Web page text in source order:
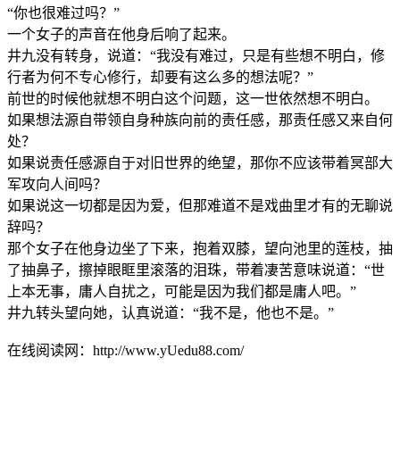
“你也很难过吗？”
一个女子的声音在他身后响了起来。
井九没有转身，说道：“我没有难过，只是有些想不明白，修
行者为何不专心修行，却要有这么多的想法呢？”
前世的时候他就想不明白这个问题，这一世依然想不明白。
如果想法源自带领自身种族向前的责任感，那责任感又来自何
处？
如果说责任感源自于对旧世界的绝望，那你不应该带着冥部大
军攻向人间吗？
如果说这一切都是因为爱，但那难道不是戏曲里才有的无聊说
辞吗？
那个女子在他身边坐了下来，抱着双膝，望向池里的莲枝，抽
了抽鼻子，擦掉眼眶里滚落的泪珠，带着凄苦意味说道：“世
上本无事，庸人自扰之，可能是因为我们都是庸人吧。”
井九转头望向她，认真说道：“我不是，他也不是。”
在线阅读网：http://www.yUedu88.com/